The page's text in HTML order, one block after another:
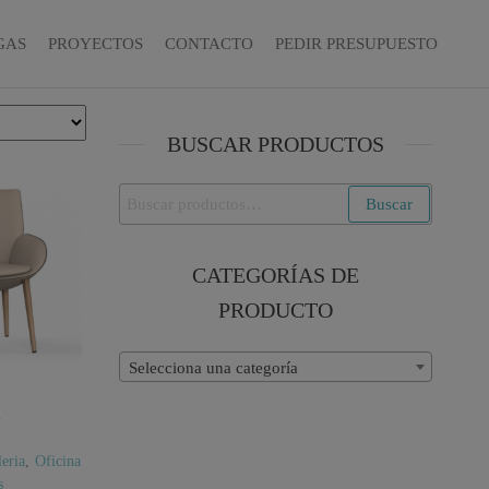
PROYECTOS CONTACTO PEDIR PRESUPUESTO
, Oficina
BUSCAR PRODUCTOS
por:
Buscar
CATEGORÍAS DE
PRODUCTO
Selecciona una categoría